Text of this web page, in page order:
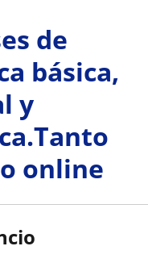
de
básica,
y
online